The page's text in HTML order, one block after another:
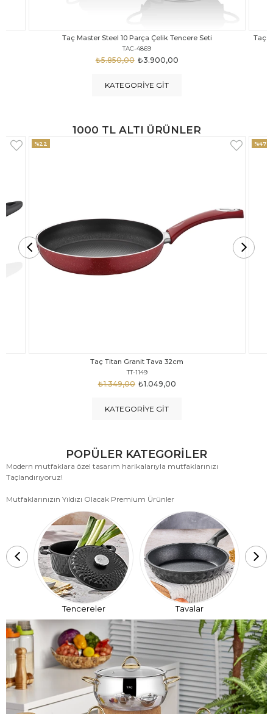
Taç Carabella Döküm Cam Kapak 7 Parça Tencere Seti Siyah
TAC-3817
₺3.250,00
₺4.350,00
KATEGORIYE GIT
1000 TL ALTI ÜRÜNLER
Taç Titan Granit Tava 30cm
TT-1148
₺999,00
₺1.875,00
%47 %18
KATEGORIYE GIT
POPÜLER KATEGORİLER
Modern mutfaklara özel tasarım harikalarıyla mutfaklarınızı
Taçlandırıyoruz!
Mutfaklarınızın Yıldızı Olacak Premium Ürünler
Tencereler Tavalar